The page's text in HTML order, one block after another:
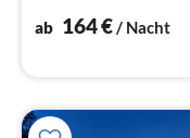
ab 164€/ Nacht